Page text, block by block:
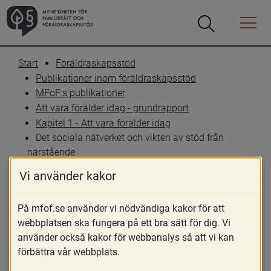
Öppna
Öppna
Menyn
Start
Föräldraskapsstöd
Publikationer inom föräldraskapsstöd
MFoF:s publikationer
Att vara förälder idag - grundrapport
Kapitel 1 - Att vara förälder idag
Det sociala nätverket och vikten av stöd från
närstående
Det sociala nätverket och
vikten av stöd från
närstående
Vi använder kakor
På mfof.se använder vi nödvändiga kakor för att
webbplatsen ska fungera på ett bra sätt för dig. Vi
använder också kakor för webbanalys så att vi kan
förbättra vår webbplats.